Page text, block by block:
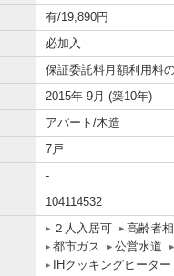
有/19,890円
必加入
保証委託料月額利用料
2015年 9月 (築10年)
アパート/木造
7戸
-
104114532
２人入居可 高齢者
都市ガス
公営水道
IHクッキングヒーター